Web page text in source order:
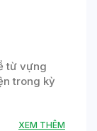
từ vựng
trong kỳ
XEM THÊM